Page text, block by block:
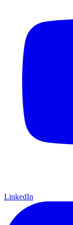
LinkedIn